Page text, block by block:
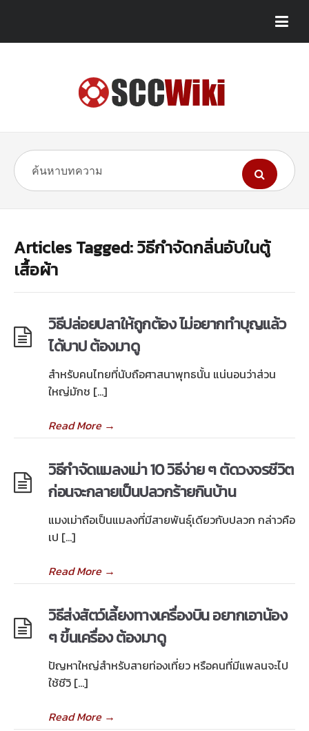
Articles Tagged: วิธีกําจัดกลิ่นอับในตู้
เสื้อผ้า
วิธีปล่อยปลาให้ถูกต้อง ไม่อยากทำบุญแล้ว
ได้บาป ต้องมาดู
สำหรับคนไทยที่นับถือศาสนาพุทธนั้น แน่นอนว่าส่วน
ใหญ่มักช […]
Read More→
วิธีกำจัดแมลงเม่า 10 วิธีง่าย ๆ ตัดวงจรชีวิต
ก่อนจะกลายเป็นปลวกร้ายกินบ้าน
แมงเม่าถือเป็นแมลงที่มีสายพันธุ์เดียวกับปลวก กล่าวคือ
เป […]
Read More→
วิธีส่งสัตว์เลี้ยงทางเครื่องบิน อยากเอาน้อง
ๆ ขึ้นเครื่อง ต้องมาดู
ปัญหาใหญ่สำหรับสายท่องเที่ยว หรือคนที่มีแพลนจะไป
ใช้ชีวิ […]
Read More→